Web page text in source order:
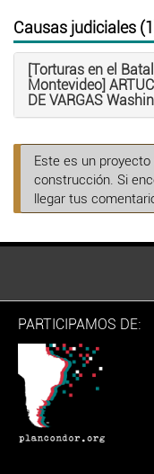
Causas judiciales
[Torturas en el
Montevideo]
DE VARGAS
Este es un
construcción. Si
llegar tus
PARTICIPAMOS DE: